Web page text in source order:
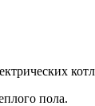
пола.